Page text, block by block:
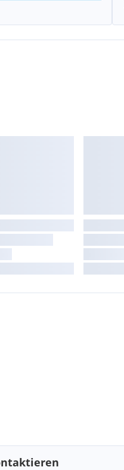
System: